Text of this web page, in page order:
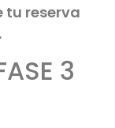
tu reserva
3